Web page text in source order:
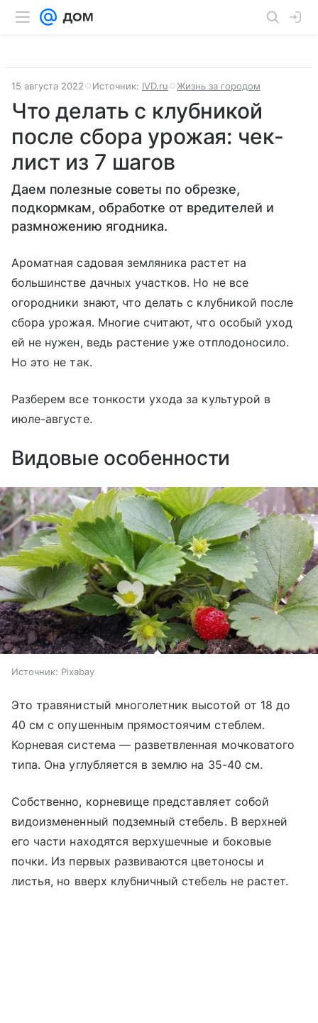
15 августа 2022 Источник: IVD.ru Жизнь за городом
Что делать с клубникой
после сбора урожая: чек-
лист из 7 шагов
Даем полезные советы по обрезке,
подкормкам, обработке от вредителей и
размножению ягодника.
Ароматная садовая земляника растет на
большинстве дачных участков. Но не все
огородники знают, что делать с клубникой после
сбора урожая. Многие считают, что особый уход
ей не нужен, ведь растение уже отплодоносило.
Но это не так.
Разберем все тонкости ухода за культурой в
июле-августе.
Видовые особенности
Источник: Pixabay
Это травянистый многолетник высотой от 18 до
40 см с опушенным прямостоячим стеблем.
Корневая система — разветвленная мочковатого
типа. Она углубляется в землю на 35-40 см.
Собственно, корневище представляет собой
видоизмененный подземный стебель. В верхней
его части находятся верхушечные и боковые
почки. Из первых развиваются цветоносы и
листья, но вверх клубничный стебель не растет.